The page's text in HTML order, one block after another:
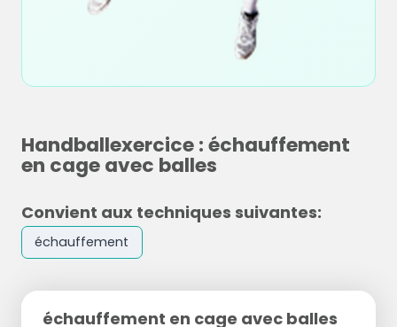
Handballexercice : échauffement
en cage avec balles
Convient aux techniques suivantes:
échauffement
échauffement en cage avec balles